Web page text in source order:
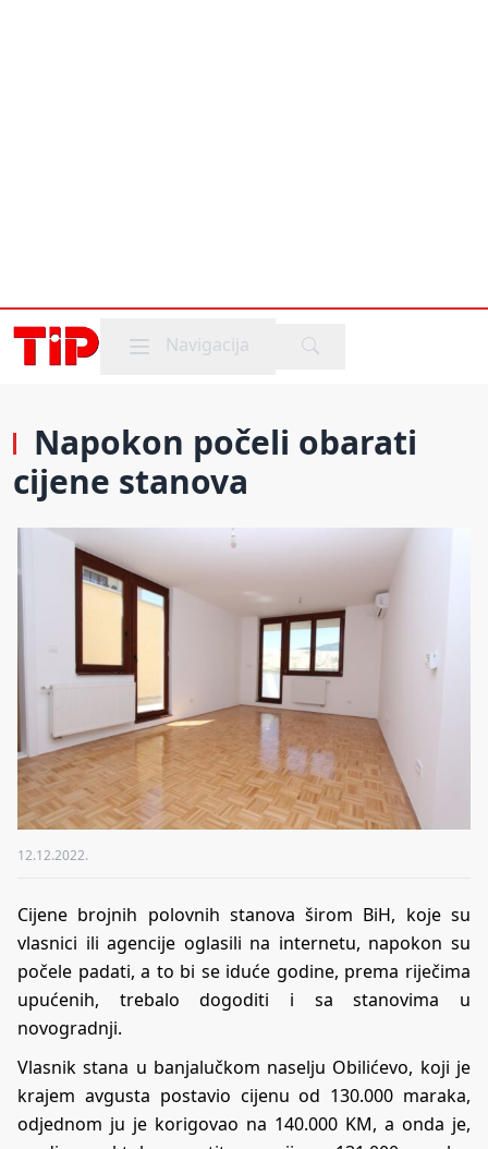
Mobile menu
Navigacija
Napokon počeli obarati
cijene stanova
12.12.2022.
Cijene brojnih polovnih stanova širom BiH, koje su
vlasnici ili agencije oglasili na internetu, napokon su
počele padati, a to bi se iduće godine, prema riječima
upućenih, trebalo dogoditi i sa stanovima u
novogradnji.
Vlasnik stana u banjalučkom naselju Obilićevo, koji je
krajem avgusta postavio cijenu od 130.000 maraka,
odjednom ju je korigovao na 140.000 KM, a onda je,